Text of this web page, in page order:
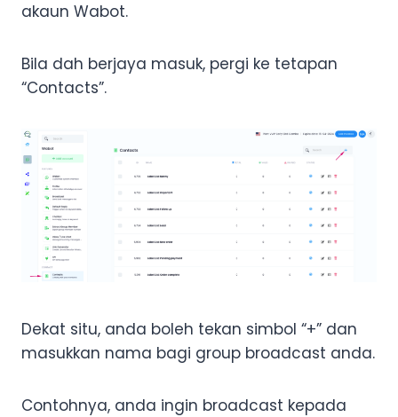
akaun Wabot.
Bila dah berjaya masuk, pergi ke tetapan
“Contacts”.
Dekat situ, anda boleh tekan simbol “+” dan
masukkan nama bagi group broadcast anda.
Contohnya, anda ingin broadcast kepada